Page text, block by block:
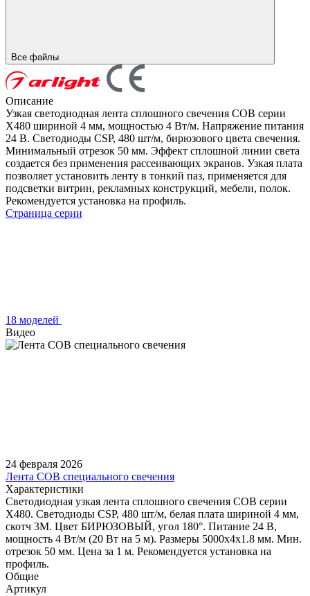
Все файлы
Описание
Узкая светодиодная лента сплошного свечения COB серии
X480 шириной 4 мм, мощностью 4 Вт/м. Напряжение питания
24 В. Светодиоды CSP, 480 шт/м, бирюзового цвета свечения.
Минимальный отрезок 50 мм. Эффект сплошной линии света
создается без применения рассеивающих экранов. Узкая плата
позволяет установить ленту в тонкий паз, применяется для
подсветки витрин, рекламных конструкций, мебели, полок.
Рекомендуется установка на профиль.
Страница серии
18 моделей
Видео
24 февраля 2026
Лента COB специального свечения
Характеристики
Светодиодная узкая лента сплошного свечения COB серии
X480. Светодиоды CSP, 480 шт/м, белая плата шириной 4 мм,
скотч 3M. Цвет БИРЮЗОВЫЙ, угол 180°. Питание 24 В,
мощность 4 Вт/м (20 Вт на 5 м). Размеры 5000х4х1.8 мм. Мин.
отрезок 50 мм. Цена за 1 м. Рекомендуется установка на
профиль.
Общие
Артикул